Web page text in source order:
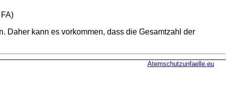
FA)
Daher kann es vorkommen, dass die Gesamtzahl der
Atemschutzunfaelle.eu